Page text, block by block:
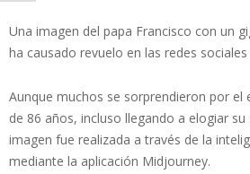
Una imagen del papa Francisco con un
ha causado revuelo en las redes
Aunque muchos se sorprendieron por
de 86 años, incluso llegando a elogiar
imagen fue realizada a través de la
mediante la aplicación Midjourney.